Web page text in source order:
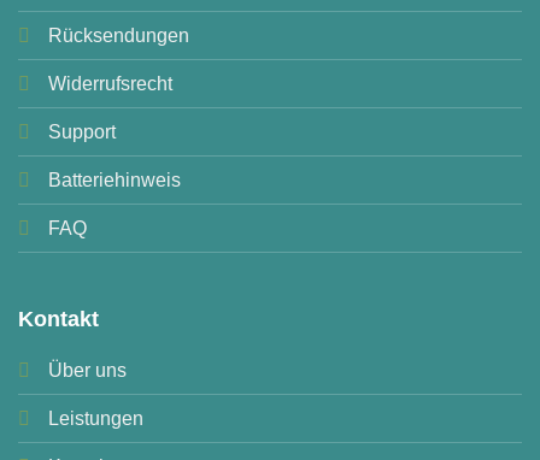
Rücksendungen
Widerrufsrecht
Support
Batteriehinweis
FAQ
Kontakt
Über uns
Leistungen